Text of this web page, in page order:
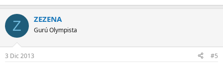
Z ZEZENA
Gurú Olympista
3 Dic 2013 #5